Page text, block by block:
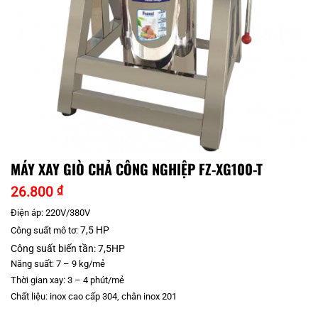
MÁY XAY GIÒ CHẢ CÔNG NGHIỆP FZ-XG100-T
26.800 ₫
Điện áp: 220V/380V
Công suất mô tơ: 7,5 HP
Công suất biến tần:7,5HP
Năng suất: 7 – 9 kg/mẻ
Thời gian xay: 3 – 4 phút/mẻ
Chất liệu: inox cao cấp 304, chân inox 201